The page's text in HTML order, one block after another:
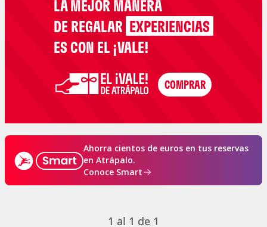
LA MEJOR MANERA
DE REGALAR EXPERIENCIAS
ES CON EL ¡VALE!
Ahorra cientos de euros en tus reservas
en Atrápalo.
Conoce Smart
1 al 1 de 1